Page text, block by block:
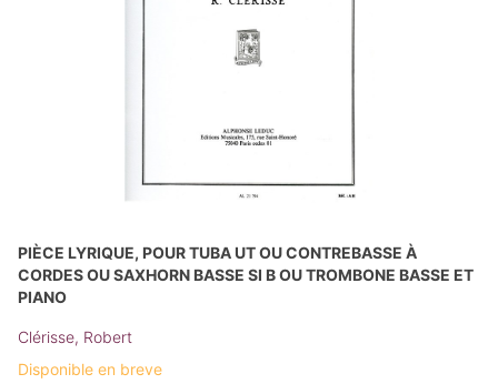
PIÈCE LYRIQUE, POUR TUBA UT OU CONTREBASSE À
CORDES OU SAXHORN BASSE SI B OU TROMBONE BASSE ET
PIANO
Clérisse, Robert
Disponible en breve